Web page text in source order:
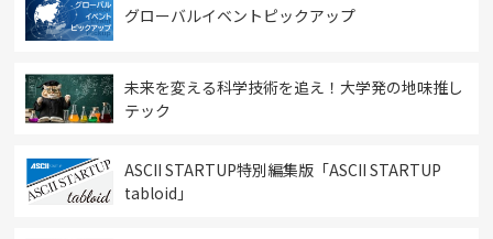
グローバルイベントピックアップ
未来を変える科学技術を追え！大学発の地味推し
テック
ASCII STARTUP特別編集版「ASCII STARTUP
tabloid」